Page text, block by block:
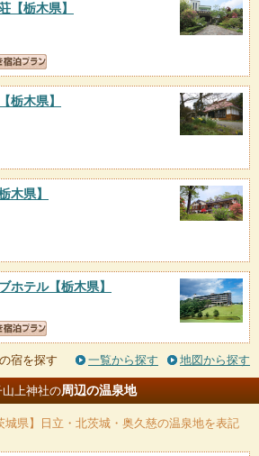
【栃木県】
【栃木県】
木県】
ホテル【栃木県】
宿を探す 一覧から探す 地図から探す
山上神社の周辺の温泉地
城県】日立・北茨城・奥久慈の温泉地を表記